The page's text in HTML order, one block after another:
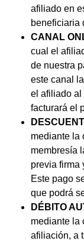
afiliado en
beneficiaria
CANAL
cual el
de nuestra
este canal
el afiliado al
facturará el
mediante la
membresía
previa firma
Este pago
que podrá
DÉBITO
mediante la
afiliación, a